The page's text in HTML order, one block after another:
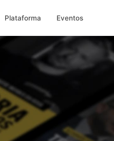
Plataforma Eventos